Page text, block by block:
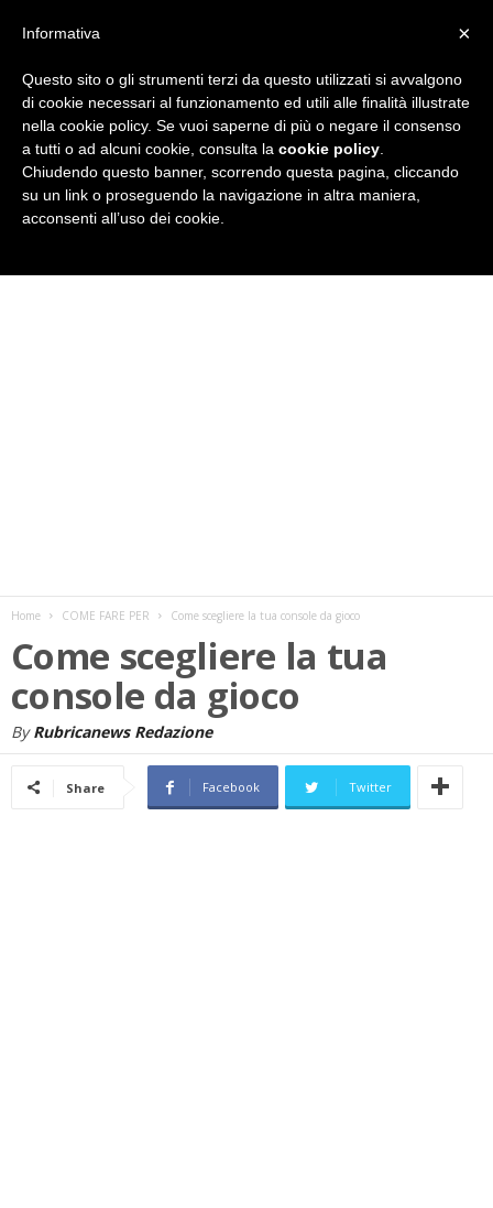
i
Home COME FARE PER Come scegliere la tua console da gioco
Come scegliere la tua
console da gioco
By Rubricanews Redazione
Share Facebook Twitter
×
Informativa
Questo sito o gli strumenti terzi da questo utilizzati si avvalgono
di cookie necessari al funzionamento ed utili alle finalità illustrate
nella cookie policy. Se vuoi saperne di più o negare il consenso
a tutti o ad alcuni cookie, consulta la cookie policy
Chiudendo questo banner, scorrendo questa pagina, cliccando
su un link o proseguendo la navigazione in altra maniera,
acconsenti all’uso dei cookie.